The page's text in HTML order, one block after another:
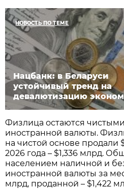
НОВОСТЬ ПО ТЕМЕ
Нацбанк: в Беларуси
устойчивый тренд на
девалютизацию
Физлица остаются
иностранной валюты.
на чистой основе продали
2026 года – $1,336 млрд.
населением наличной и
иностранной валюты за
млрд, проданной – $1,422